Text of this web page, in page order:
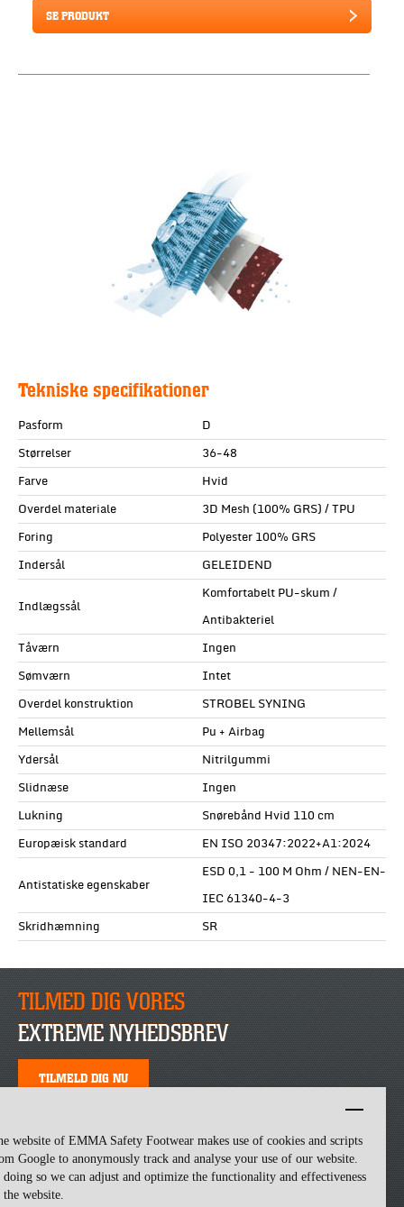
website of EMMA Safety Footwear makes use of cookies and scripts
Google to anonymously track and analyse your use of our website.
so we can adjust and optimize the functionality and effectiveness
website.
SE PRODUKT
Tekniske specifikationer
Pasform
D
Størrelser
36-48
Farve
Hvid
Overdel materiale
3D Mesh (100% GRS) / TPU
Foring
Polyester 100% GRS
Indersål
GELEIDEND
Indlægssål
Komfortabelt PU-skum /
Antibakteriel
Tåværn
Ingen
Sømværn
Intet
Overdel konstruktion
STROBEL SYNING
Mellemsål
Pu + Airbag
Ydersål
Nitrilgummi
Slidnæse
Ingen
Lukning
Snørebånd Hvid 110 cm
Europæisk standard
EN ISO 20347:2022+A1:2024
Antistatiske egenskaber
ESD 0,1 - 100 M Ohm / NEN-EN-
IEC 61340-4-3
Skridhæmning
SR
TILMED DIG VORES
EXTREME NYHEDSBREV
TILMELD DIG NU